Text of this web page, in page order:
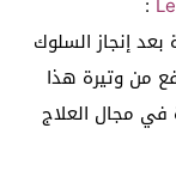
إنجاز السلوك
من وتيرة هذا
في مجال العلاج